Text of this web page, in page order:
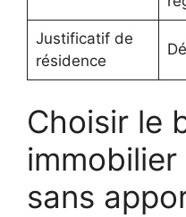
Justificatif de
résidence
Choisir le
sans